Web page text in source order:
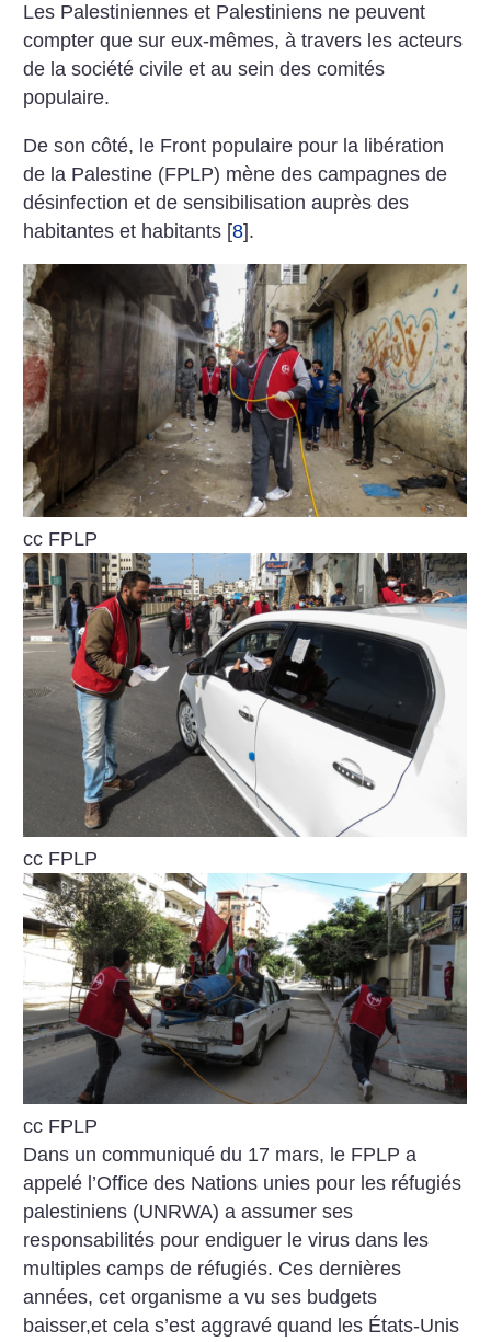
Les Palestiniennes et Palestiniens ne peuvent
compter que sur eux-mêmes, à travers les acteurs
de la société civile et au sein des comités
populaire.
De son côté, le Front populaire pour la libération
de la Palestine (FPLP) mène des campagnes de
désinfection et de sensibilisation auprès des
habitantes et habitants [8].
cc FPLP
cc FPLP
cc FPLP
Dans un communiqué du 17 mars, le FPLP a
appelé l’Office des Nations unies pour les réfugiés
palestiniens (UNRWA) a assumer ses
responsabilités pour endiguer le virus dans les
multiples camps de réfugiés. Ces dernières
années, cet organisme a vu ses budgets
baisser,et cela s’est aggravé quand les États-Unis